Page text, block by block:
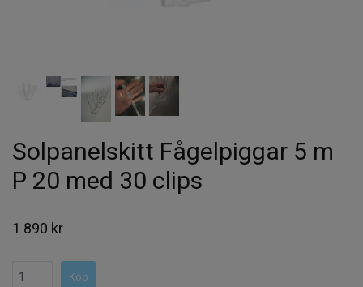
Solpanelskitt Fågelpiggar 5 m
P 20 med 30 clips
1 890 kr